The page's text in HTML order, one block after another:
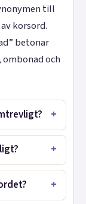
till
korsord.
betonar
ombonad och